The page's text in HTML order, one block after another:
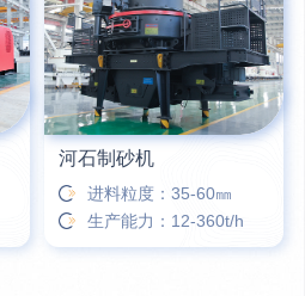
河石制砂机
进料粒度：35-60㎜
生产能力：12-360t/h